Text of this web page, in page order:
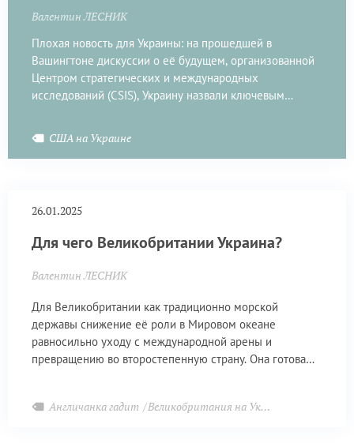
Валентин ЛЕСНИК
Плохая новость для Украины: на прошедшей в
Вашингтоне дискуссии о её будущем, организованной
Центром стратегических и международных
исследований (CSIS), Украину назвали ключевым
США на Украине
26.01.2025
Для чего Великобритании Украина?
Валентин ЛЕСНИК
Для Великобритании как традиционно морской
державы снижение её роли в Мировом океане
равносильно уходу с международной арены и
превращению во второстепенную страну. Она готова
Англичанка гадит
Великобритания на Украине